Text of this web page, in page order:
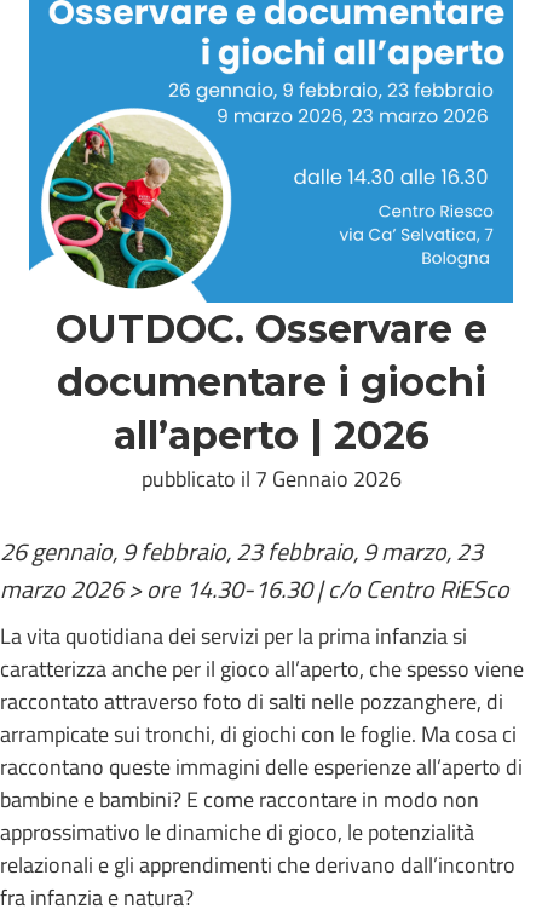
OUTDOC. Osservare e
documentare i giochi
all’aperto | 2026
pubblicato il 7 Gennaio 2026
26 gennaio, 9 febbraio, 23 febbraio, 9 marzo, 23
marzo 2026 > ore 14.30-16.30 | c/o Centro RiESco
La vita quotidiana dei servizi per la prima infanzia si
caratterizza anche per il gioco all’aperto, che spesso viene
raccontato attraverso foto di salti nelle pozzanghere, di
arrampicate sui tronchi, di giochi con le foglie. Ma cosa ci
raccontano queste immagini delle esperienze all’aperto di
bambine e bambini? E come raccontare in modo non
approssimativo le dinamiche di gioco, le potenzialità
relazionali e gli apprendimenti che derivano dall’incontro
fra infanzia e natura?